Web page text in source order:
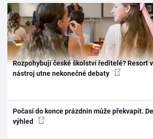
Rozpohybují české školství ředitelé? Resort
nástroj utne nekonečné debaty
Počasí do konce prázdnin může překvapit.
výhled